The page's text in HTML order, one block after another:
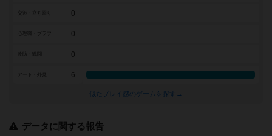
0
0
0
アート・外見 6
似たプレイ感のゲームを探す→
データに関する報告